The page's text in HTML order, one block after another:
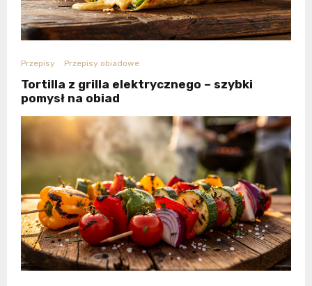
Przepisy Przepisy obiadowe
Tortilla z grilla elektrycznego – szybki
pomysł na obiad